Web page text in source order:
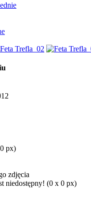
px)
zdjęcia
niedostępny! (0 x 0 px)